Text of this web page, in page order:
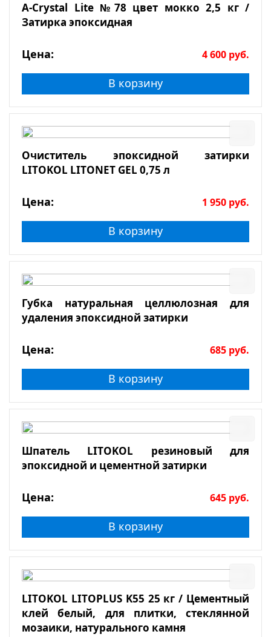
A-Crystal Lite №78 цвет мокко 2,5 кг /
Затирка эпоксидная
Цена: 4 600 руб.
В корзину
Очиститель эпоксидной затирки
LITOKOL LITONET GEL 0,75 л
Цена: 1 950 руб.
В корзину
Губка натуральная целлюлозная для
удаления эпоксидной затирки
Цена: 685 руб.
В корзину
Шпатель LITOKOL резиновый для
эпоксидной и цементной затирки
Цена: 645 руб.
В корзину
LITOKOL LITOPLUS K55 25 кг / Цементный
клей белый, для плитки, стеклянной
мозаики, натурального камня